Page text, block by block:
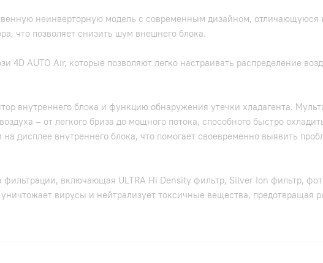
неинверторную модель с современным дизайном,
что позволяет снизить шум внешнего блока.
AUTO Air, которые позволяют легко настраивать распределение
внутреннего блока и функцию обнаружения утечки хладагента.
– от легкого бриза до мощного потока, способного быстро
дисплее внутреннего блока, что помогает своевременно выявить
включающая ULTRA Hi Density фильтр, Silver Ion фильтр,
вирусы и нейтрализует токсичные вещества, предотвращая